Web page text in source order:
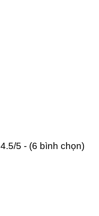
4.5/5 - (6 bình chọn)